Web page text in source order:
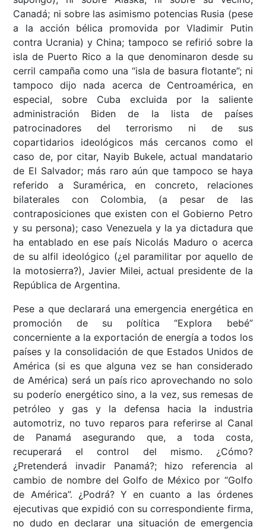
Canadá; ni sobre las asimismo potencias Rusia (pese
a la acción bélica promovida por Vladimir Putin
contra Ucrania) y China; tampoco se refirió sobre la
isla de Puerto Rico a la que denominaron desde su
cerril campaña como una “isla de basura flotante”; ni
tampoco dijo nada acerca de Centroamérica, en
especial, sobre Cuba excluida por la saliente
administración Biden de la lista de países
patrocinadores del terrorismo ni de sus
copartidarios ideológicos más cercanos como el
caso de, por citar, Nayib Bukele, actual mandatario
de El Salvador; más raro aún que tampoco se haya
referido a Suramérica, en concreto, relaciones
bilaterales con Colombia, (a pesar de las
contraposiciones que existen con el Gobierno Petro
y su persona); caso Venezuela y la ya dictadura que
ha entablado en ese país Nicolás Maduro o acerca
de su alfil ideológico (¿el paramilitar por aquello de
la motosierra?), Javier Milei, actual presidente de la
República de Argentina.
Pese a que declarará una emergencia energética en
promoción de su política “Explora bebé”
concerniente a la exportación de energía a todos los
países y la consolidación de que Estados Unidos de
América (si es que alguna vez se han considerado
de América) será un país rico aprovechando no solo
su poderío energético sino, a la vez, sus remesas de
petróleo y gas y la defensa hacia la industria
automotriz, no tuvo reparos para referirse al Canal
de Panamá asegurando que, a toda costa,
recuperará el control del mismo. ¿Cómo?
¿Pretenderá invadir Panamá?; hizo referencia al
cambio de nombre del Golfo de México por “Golfo
de América”. ¿Podrá? Y en cuanto a las órdenes
ejecutivas que expidió con su correspondiente firma,
no dudo en declarar una situación de emergencia